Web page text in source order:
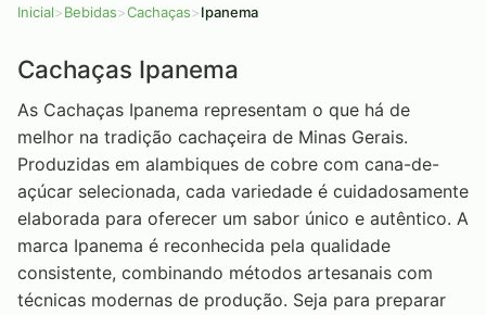
Inicial>Bebidas>Cachaças>Ipanema
Cachaças Ipanema
As Cachaças Ipanema representam o que há de
melhor na tradição cachaçeira de Minas Gerais.
Produzidas em alambiques de cobre com cana-de-
açúcar selecionada, cada variedade é cuidadosamente
elaborada para oferecer um sabor único e autêntico. A
marca Ipanema é reconhecida pela qualidade
consistente, combinando métodos artesanais com
técnicas modernas de produção. Seja para preparar